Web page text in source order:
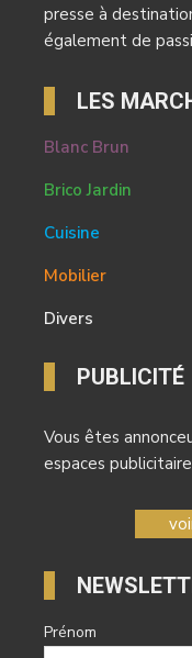
presse à
également de
LES
Blanc Brun
Brico Jardin
Cuisine
Mobilier
Divers
PUBLICITÉ
Vous êtes
espaces
Prénom